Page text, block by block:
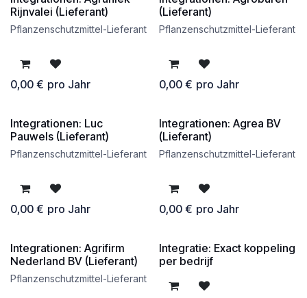
kostenlos
Rijnvalei (Lieferant)
Pflanzenschutzmittel-Lieferant
0,00 € pro Jahr
kostenlos
(Lieferant)
Pflanzenschutzmittel-Lieferant
0,00€ pro Jahr
kostenlos
Integrationen: Luc
Pauwels (Lieferant)
Pflanzenschutzmittel-Lieferant
0,00 € pro Jahr
kostenlos
Integrationen: Agrea BV
(Lieferant)
Pflanzenschutzmittel-Lieferant
0,00€ pro Jahr
kostenlos
Integrationen: Agrifirm
Nederland BV (Lieferant)
Pflanzenschutzmittel-Lieferant
Integratie: Exact koppeling
per bedrijf